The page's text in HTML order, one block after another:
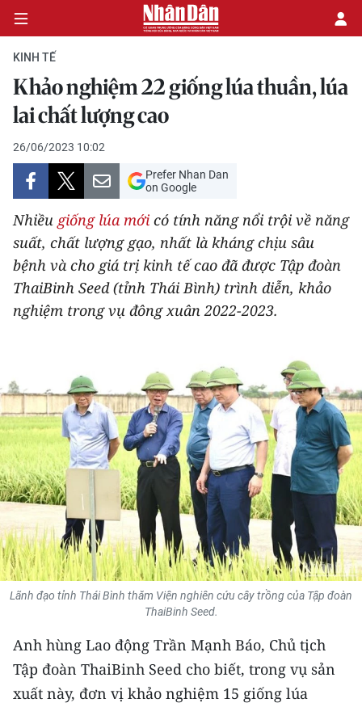
CHÍNH TRỊ
KINH TẾ
VĂN HÓA
XÃ HỘI
PHÁP LUẬT
DU LỊCH
THỂ THAO
GIÁO DỤC
Y TẾ
KHOA HỌC - CÔNG NGHỆ
MÔI TRƯỜNG
BẠN ĐỌC
KIỂM CHỨNG THÔNG TIN
TRI THỨC CHUYÊN SÂU
54 DÂN TỘC VIỆT NAM
KINH TẾ
Khảo nghiệm 22 giống lúa thuần, lúa
lai chất lượng cao
26/06/2023 10:02
Prefer Nhan Dan
on Google
Nhiều giống lúa mới có tính năng nổi trội về năng
suất, chất lượng gạo, nhất là kháng chịu sâu
bệnh và cho giá trị kinh tế cao đã được Tập đoàn
ThaiBinh Seed (tỉnh Thái Bình) trình diễn, khảo
nghiệm trong vụ đông xuân 2022-2023.
Lãnh đạo tỉnh Thái Bình thăm Viện nghiên cứu cây trồng của Tập đoàn
ThaiBinh Seed.
Anh hùng Lao động Trần Mạnh Báo, Chủ tịch
Tập đoàn ThaiBinh Seed cho biết, trong vụ sản
xuất này, đơn vị khảo nghiệm 15 giống lúa